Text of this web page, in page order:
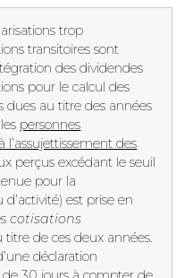
trop
transitoires sont
des dividendes
pour le calcul des
dues au titre des années
personnes
des
perçus excédant le seuil
pour la
est prise en
cotisations
titre de ces deux années.
déclaration